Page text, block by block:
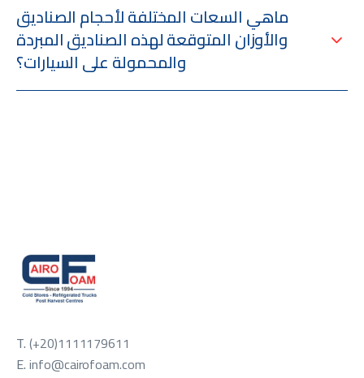
ماهي السعات المختلفة لأحجام الصناديق
والأوزان المتوقعة لهذه الصناديق المبردة
والمحمولة على السيارات؟
T.(+20)1111179611
E.info@cairofoam.com